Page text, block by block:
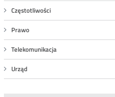
Częstotliwości
Prawo
Telekomunikacja
Urząd